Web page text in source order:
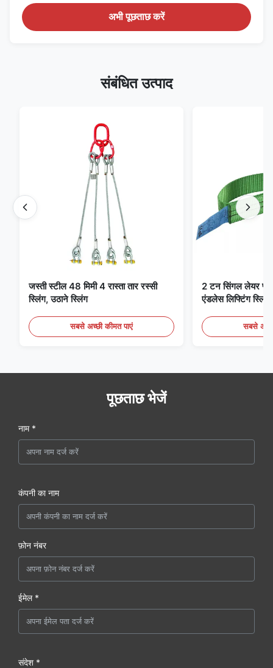
अभी पूछताछ करें
संबंधित उत्पाद
जस्ती स्टील 48 मिमी 4 रास्ता तार रस्सी
स्लिंग, उठाने स्लिंग
सबसे अच्छी कीमत पाएं
2 टन सिंगल लेयर
एंडलेस लिफ्टिंग स्लिंग्स
सबसे
पूछताछ भेजें
नाम *
कंपनी का नाम
फ़ोन नंबर
ईमेल *
संदेश *